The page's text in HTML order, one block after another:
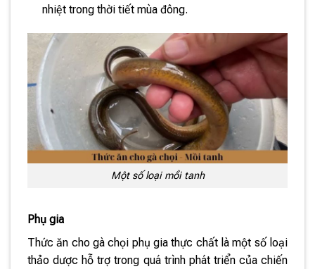
nhiệt trong thời tiết mùa đông.
Một số loại mồi tanh
Phụ gia
Thức ăn cho gà chọi phụ gia thực chất là một số loại
thảo dược hỗ trợ trong quá trình phát triển của chiến